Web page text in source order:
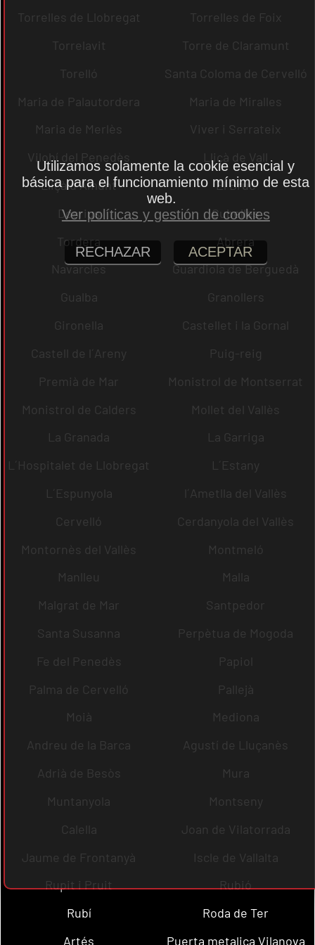
Torrelles de Llobregat
Torrelles de Foix
Torrelavit
Torre de Claramunt
Torelló
Santa Coloma de Cervelló
Maria de Palautordera
Maria de Miralles
Maria de Merlès
Viver i Serrateix
Vilobí del Penedès
Lliçà de Vall
Lliçà d´Amunt
El Bruc
Dosrius
Cubelles
Tordera
Abrera
Navarcles
Guardiola de Berguedà
Gualba
Granollers
Gironella
Castellet i la Gornal
Castell de l´Areny
Puig-reig
Premià de Mar
Monistrol de Montserrat
Monistrol de Calders
Mollet del Vallès
La Granada
La Garriga
L´Hospitalet de Llobregat
L´Estany
L´Espunyola
l´Ametlla del Vallès
Cervelló
Cerdanyola del Vallès
Montornès del Vallès
Montmeló
Manlleu
Malla
Malgrat de Mar
Santpedor
Santa Susanna
Perpètua de Mogoda
Fe del Penedès
Papiol
Palma de Cervelló
Pallejà
Moià
Mediona
Andreu de la Barca
Agustí de Lluçanès
Adrià de Besòs
Mura
Muntanyola
Montseny
Calella
Joan de Vilatorrada
Jaume de Frontanyà
Iscle de Vallalta
Rupit i Pruit
Rubió
Rubí
Roda de Ter
Artés
Puerta metalica Vilanova
Utilizamos solamente la cookie esencial y
básica para el funcionamiento mínimo de esta
web.
Ver políticas y gestión de cookies
RECHAZAR ACEPTAR